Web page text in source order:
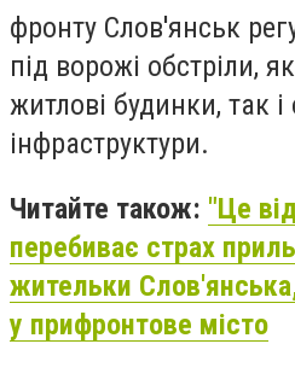
фронту Слов'янськ
під ворожі обстріли,
житлові будинки, так
інфраструктури.
Читайте також: "Це
перебиває страх
жительки
у прифронтове місто